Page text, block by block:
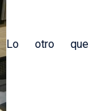
Lo otro que